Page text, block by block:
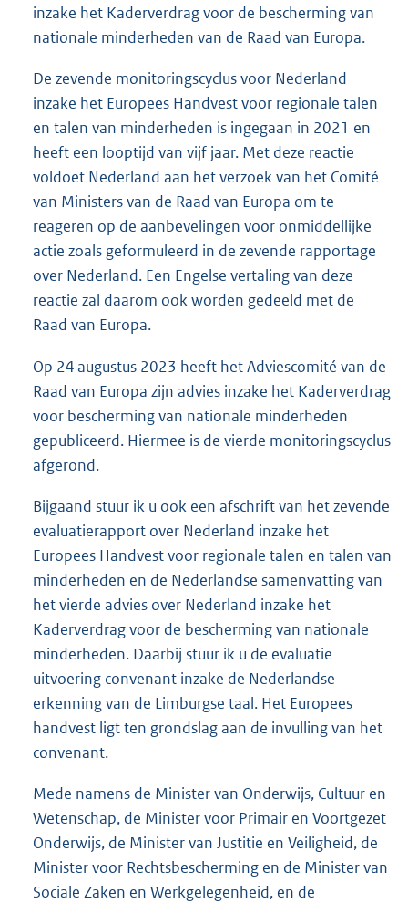
inzake het Kaderverdrag voor de bescherming van
nationale minderheden van de Raad van Europa.
De zevende monitoringscyclus voor Nederland
inzake het Europees Handvest voor regionale talen
en talen van minderheden is ingegaan in 2021 en
heeft een looptijd van vijf jaar. Met deze reactie
voldoet Nederland aan het verzoek van het Comité
van Ministers van de Raad van Europa om te
reageren op de aanbevelingen voor onmiddellijke
actie zoals geformuleerd in de zevende rapportage
over Nederland. Een Engelse vertaling van deze
reactie zal daarom ook worden gedeeld met de
Raad van Europa.
Op 24 augustus 2023 heeft het Adviescomité van de
Raad van Europa zijn advies inzake het Kaderverdrag
voor bescherming van nationale minderheden
gepubliceerd. Hiermee is de vierde monitoringscyclus
afgerond.
Bijgaand stuur ik u ook een afschrift van het zevende
evaluatierapport over Nederland inzake het
Europees Handvest voor regionale talen en talen van
minderheden en de Nederlandse samenvatting van
het vierde advies over Nederland inzake het
Kaderverdrag voor de bescherming van nationale
minderheden. Daarbij stuur ik u de evaluatie
uitvoering convenant inzake de Nederlandse
erkenning van de Limburgse taal. Het Europees
handvest ligt ten grondslag aan de invulling van het
convenant.
Mede namens de Minister van Onderwijs, Cultuur en
Wetenschap, de Minister voor Primair en Voortgezet
Onderwijs, de Minister van Justitie en Veiligheid, de
Minister voor Rechtsbescherming en de Minister van
Sociale Zaken en Werkgelegenheid, en de